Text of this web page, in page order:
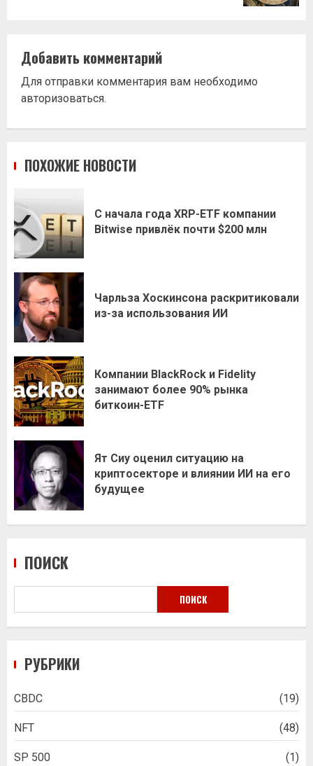
Добавить комментарий
Для отправки комментария вам необходимо
авторизоваться.
ПОХОЖИЕ НОВОСТИ
С начала года XRP-ETF компании
Bitwise привлёк почти $200 млн
Чарльза Хоскинсона раскритиковали
из-за использования ИИ
Компании BlackRock и Fidelity
занимают более 90% рынка
биткоин-ETF
Ят Сиу оценил ситуацию на
криптосекторе и влиянии ИИ на его
будущее
ПОИСК
ПОИСК
РУБРИКИ
CBDC (19)
NFT (48)
SP 500 (1)